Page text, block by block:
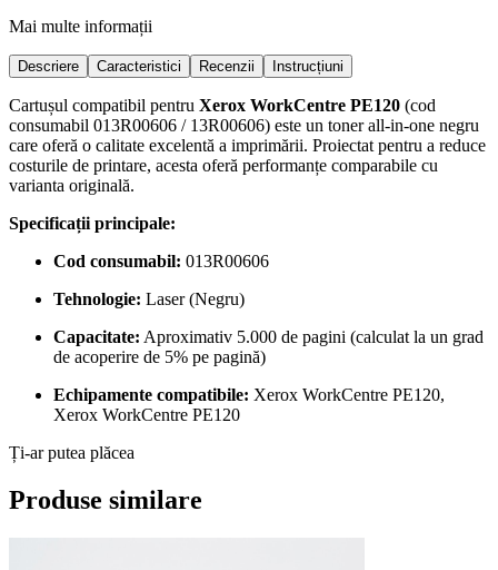
Mai multe informații
Descriere Caracteristici Recenzii Instrucțiuni
Cartușul compatibil pentru Xerox WorkCentre PE120 (cod
consumabil 013R00606 / 13R00606) este un toner all-in-one negru
care oferă o calitate excelentă a imprimării. Proiectat pentru a reduce
costurile de printare, acesta oferă performanțe comparabile cu
varianta originală.
Specificații principale:
Cod consumabil: 013R00606
Tehnologie: Laser (Negru)
Capacitate: Aproximativ 5.000 de pagini (calculat la un grad
de acoperire de 5% pe pagină)
Echipamente compatibile: Xerox WorkCentre PE120,
Xerox WorkCentre PE120
Ți-ar putea plăcea
Produse similare